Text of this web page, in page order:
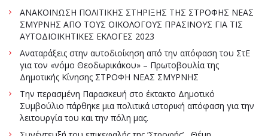
ΑΝΑΚΟΙΝΩΣΗ ΠΟΛΙΤΙΚΗΣ ΣΤΗΡΙΞΗΣ ΤΗΣ ΣΤΡΟΦΗΣ ΝΕΑΣ
ΣΜΥΡΝΗΣ ΑΠΟ ΤΟΥΣ ΟΙΚΟΛΟΓΟΥΣ ΠΡΑΣΙΝΟΥΣ ΓΙΑ ΤΙΣ
ΑΥΤΟΔΙΟΙΚΗΤΙΚΕΣ ΕΚΛΟΓΕΣ 2023
Αναταράξεις στην αυτοδιοίκηση από την απόφαση του ΣτΕ
για τον «νόμο Θεοδωρικάκου» – Πρωτοβουλία της
Δημοτικής Κίνησης ΣΤΡΟΦΗ ΝΕΑΣ ΣΜΥΡΝΗΣ
Την περασμένη Παρασκευή στο έκτακτο Δημοτικό
Συμβούλιο πάρθηκε μια πολιτικά ιστορική απόφαση για την
λειτουργία του και την πόλη μας.